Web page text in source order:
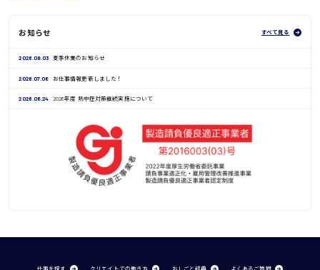
お知らせ すべて見る
2026.08.03 夏季休業のお知らせ
2026.07.06 お仕事情報更新しました！
2026.06.24 2026年度 熱中症対策継続実施について
仕事を探す クリエイトでの働き方 おしごと辞典 よくあるご質問